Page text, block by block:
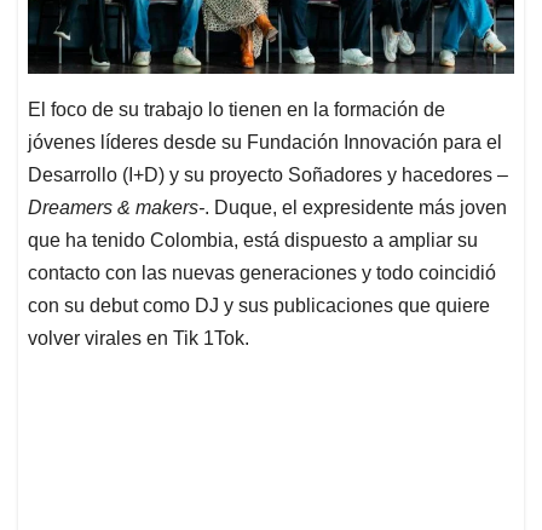
El foco de su trabajo lo tienen en la formación de
jóvenes líderes desde su Fundación Innovación para el
Desarrollo (I+D) y su proyecto Soñadores y hacedores –
Dreamers & makers-. Duque, el expresidente más joven
que ha tenido Colombia, está dispuesto a ampliar su
contacto con las nuevas generaciones y todo coincidió
con su debut como DJ y sus publicaciones que quiere
volver virales en Tik 1Tok.